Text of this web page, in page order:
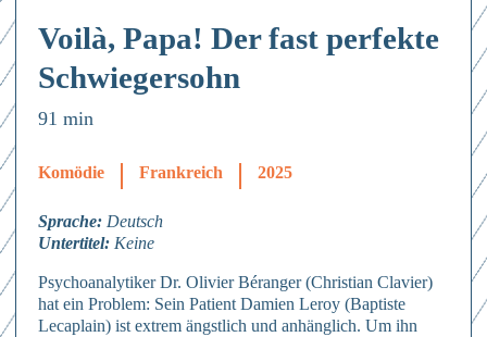
Voilà, Papa! Der fast perfekte
Schwiegersohn
91 min
Komödie Frankreich 2025
Sprache: Deutsch
Untertitel: Keine
Psychoanalytiker Dr. Olivier Béranger (Christian Clavier)
hat ein Problem: Sein Patient Damien Leroy (Baptiste
Lecaplain) ist extrem ängstlich und anhänglich. Um ihn